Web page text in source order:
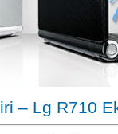
– Lg R710